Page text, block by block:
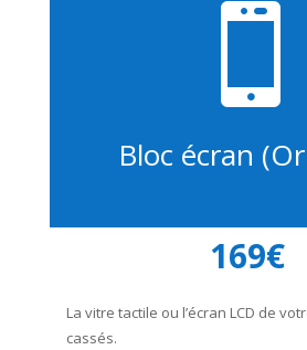

Bloc écran
169€
La vitre tactile ou l’écran LCD de
cassés.